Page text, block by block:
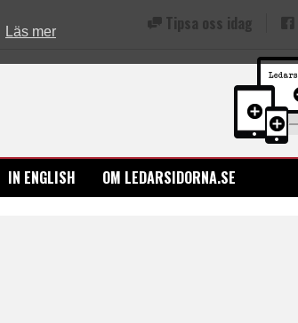
Läs mer Tipsa oss idag
IN ENGLISH OM LEDARSIDORNA.SE